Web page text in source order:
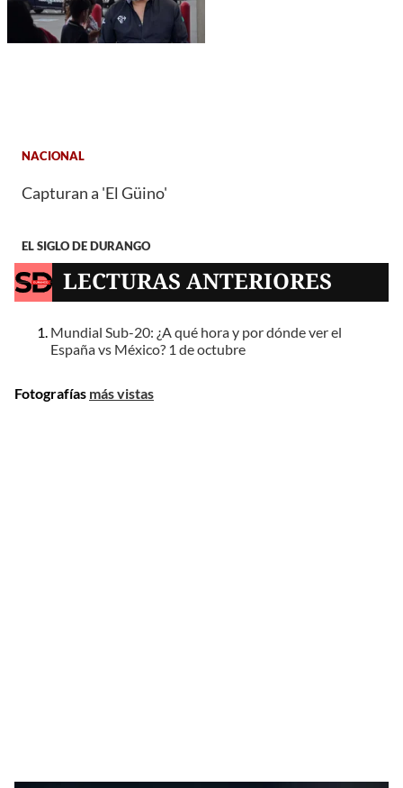
NACIONAL
Capturan a 'El Güino'
EL SIGLO DE DURANGO
LECTURAS ANTERIORES
Mundial Sub-20: ¿A qué hora y por dónde ver el
España vs México? 1 de octubre
Fotografías más vistas